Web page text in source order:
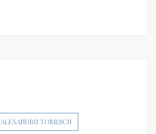
ALEXANDRU TOMESCU